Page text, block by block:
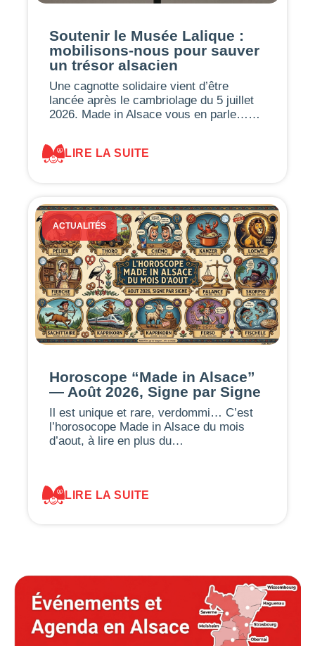
Soutenir le Musée Lalique :
mobilisons-nous pour sauver
un trésor alsacien
Une cagnotte solidaire vient d’être
lancée après le cambriolage du 5 juillet
2026. Made in Alsace vous en parle……
LIRE LA SUITE
ACTUALITÉS
Horoscope “Made in Alsace”
— Août 2026, Signe par Signe
Il est unique et rare, verdommi… C’est
l’horosocope Made in Alsace du mois
d’aout, à lire en plus du…
LIRE LA SUITE